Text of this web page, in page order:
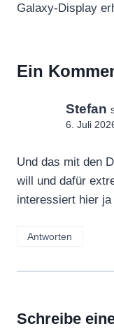
Galaxy-Display
Ein
Stefan
6. Juli
Und das mit den
will und dafür
interessiert hier
Antworten
Schreibe